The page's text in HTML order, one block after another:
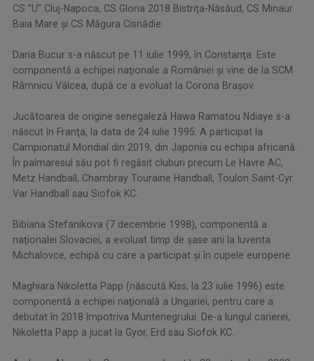
CS ''U'' Cluj-Napoca, CS Gloria 2018 Bistriţa-Năsăud, CS Minaur
Baia Mare şi CS Măgura Cisnădie.
Daria Bucur s-a născut pe 11 iulie 1999, în Constanţa. Este
componentă a echipei naţionale a României şi vine de la SCM
Râmnicu Vâlcea, după ce a evoluat la Corona Braşov.
Jucătoarea de origine senegaleză Hawa Ramatou Ndiaye s-a
născut în Franţa, la data de 24 iulie 1995. A participat la
Campionatul Mondial din 2019, din Japonia cu echipa africană.
În palmaresul său pot fi regăsit cluburi precum Le Havre AC,
Metz Handball, Chambray Touraine Handball, Toulon Saint-Cyr
Var Handball sau Siofok KC.
Bibiana Stefanikova (7 decembrie 1998), componentă a
naţionalei Slovaciei, a evoluat timp de şase ani la Iuventa
Michalovce, echipă cu care a participat şi în cupele europene.
Maghiara Nikoletta Papp (născută Kiss, la 23 iulie 1996) este
componentă a echipei naţională a Ungariei, pentru care a
debutat în 2018 împotriva Muntenegrului. De-a lungul carierei,
Nikoletta Papp a jucat la Gyor, Erd sau Siofok KC.